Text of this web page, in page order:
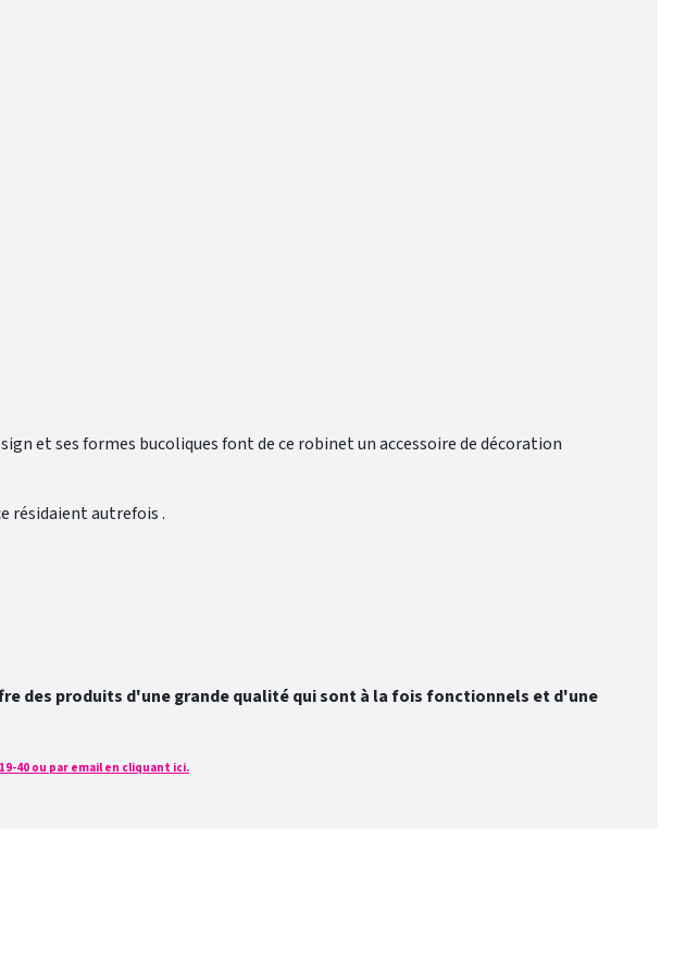
et ses formes bucoliques font de ce robinet un accessoire de décoration
résidaient autrefois .
des produits d'une grande qualité qui sont à la fois fonctionnels et d'une
40 ou par email en cliquant ici.